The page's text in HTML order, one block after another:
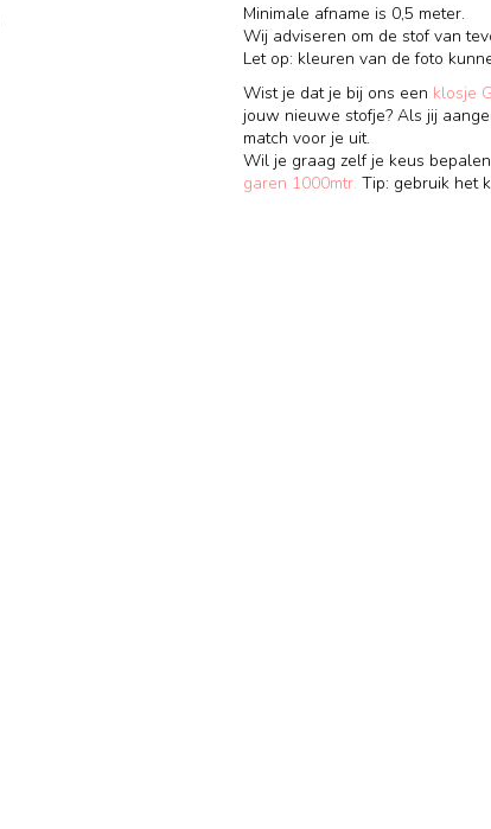
Minimale afname is 0,5 meter.
Wij adviseren om de stof van
Let op: kleuren van de foto
Wist je dat je bij ons een klosje
jouw nieuwe stofje? Als jij
match voor je uit.
Wil je graag zelf je keus
garen 1000mtr. Tip: gebruik het